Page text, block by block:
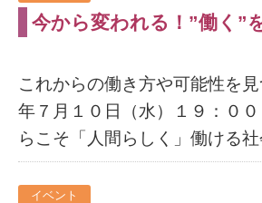
今から変われる！”働く”
これからの働き方や可能性を
年７月１０日（水）１９
らこそ「人間らしく」働ける
イベント